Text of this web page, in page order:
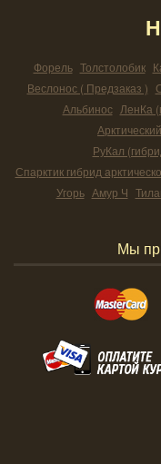
Форель Толстолобик
Веслонос ( Предзаказ )
Альбинос ЛенКа
РуКал
Спарктик гибрид
Угорь Амур Ч
Мы